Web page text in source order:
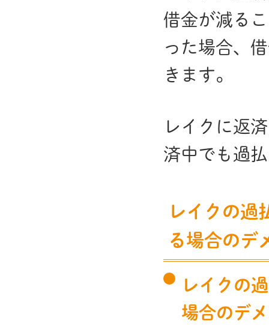
借金が減る
った場合、
きます。
レイクに返
済中でも過
レイクの過
る場合のデ
レイクの
場合のデ